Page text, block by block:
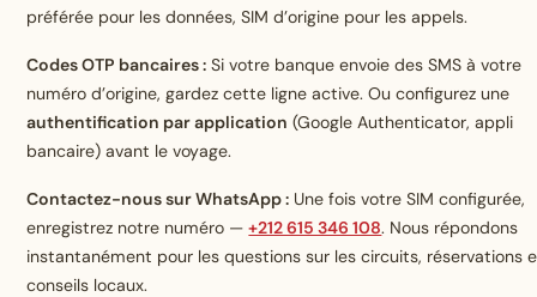
préférée pour les données, SIM d’origine pour les appels.
Codes OTP bancaires : Si votre banque envoie des SMS à votre
numéro d’origine, gardez cette ligne active. Ou configurez une
authentification par application (Google Authenticator, appli
bancaire) avant le voyage.
Contactez-nous sur WhatsApp : Une fois votre SIM configurée,
enregistrez notre numéro —+212 615 346 108. Nous répondons
instantanément pour les questions sur les circuits, réservations
conseils locaux.